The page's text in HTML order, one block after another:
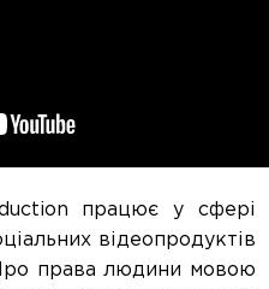
працює у сфері
відеопродуктів
Про права людини мовою